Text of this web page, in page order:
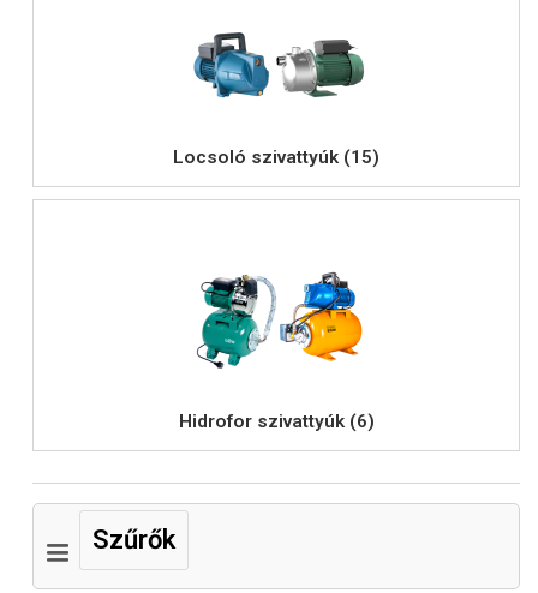
Locsoló szivattyúk (15)
Hidrofor szivattyúk (6)
Szűrők